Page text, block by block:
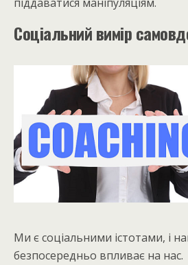
Соціальний вимір
Ми є соціальними істотами, і
безпосередньо впливає на нас.